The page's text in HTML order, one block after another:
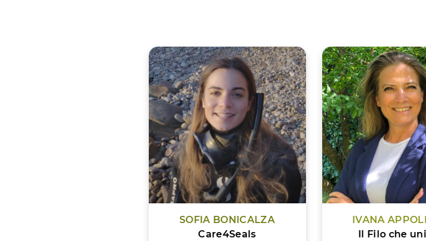
SOFIA BONICALZA
Care4Seals
IVANA
Il Filo che